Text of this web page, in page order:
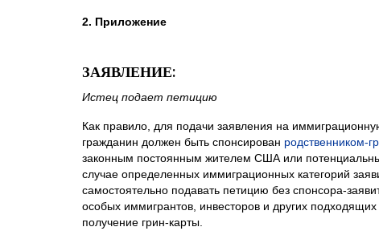
2. Приложение
ЗАЯВЛЕНИЕ:
Истец подает петицию
Как правило, для подачи заявления на
гражданин должен быть спонсирован родственником-
законным постоянным жителем США или
случае определенных иммиграционных категорий
самостоятельно подавать петицию без спонсора-
особых иммигрантов, инвесторов и других подходящих
получение грин-карты.